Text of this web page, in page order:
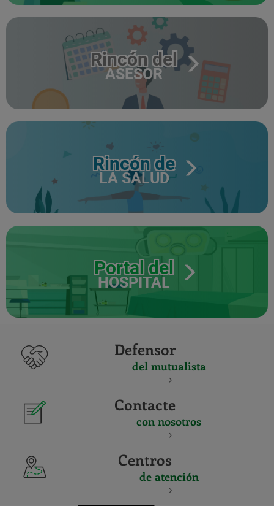
Rincón del
ASESOR
Rincón de
LA SALUD
Portal del
HOSPITAL
Defensor
del mutualista
Contacte
con nosotros
Centros
de atención